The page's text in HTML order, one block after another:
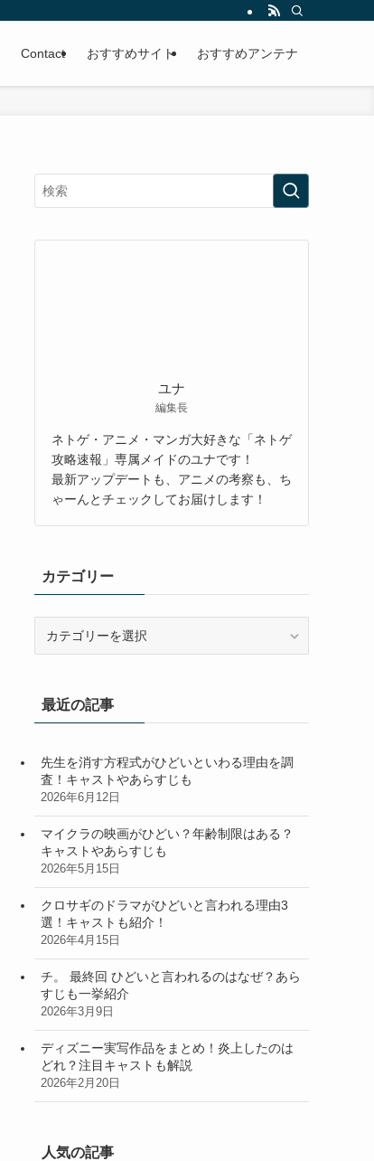
Contact おすすめサイト おすすめアンテナ
ユナ
編集長
ネトゲ・アニメ・マンガ大好きな「ネトゲ
攻略速報」専属メイドのユナです！
最新アップデートも、アニメの考察も、ち
ゃーんとチェックしてお届けします！
カテゴリー
ー最近の記事
先生を消す方程式がひどいといわる理由を調
査！キャストやあらすじも
2026年6月12日
マイクラの映画がひどい？年齢制限はある？
キャストやあらすじも
2026年5月15日
クロサギのドラマがひどいと言われる理由3
選！キャストも紹介！
2026年4月15日
チ。 最終回 ひどいと言われるのはなぜ？あら
すじも一挙紹介
2026年3月9日
ディズニー実写作品をまとめ！炎上したのは
どれ？注目キャストも解説
2026年2月20日
人気の記事